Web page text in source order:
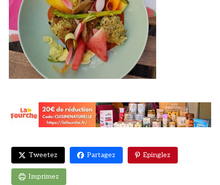
Tweetez Partagez Epinglez
Imprimez